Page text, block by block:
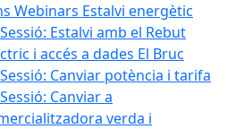
Webinars Estalvi energètic
Estalvi amb el Rebut
i accés a dades El Bruc
Canviar potència i tarifa
Canviar a
verda i